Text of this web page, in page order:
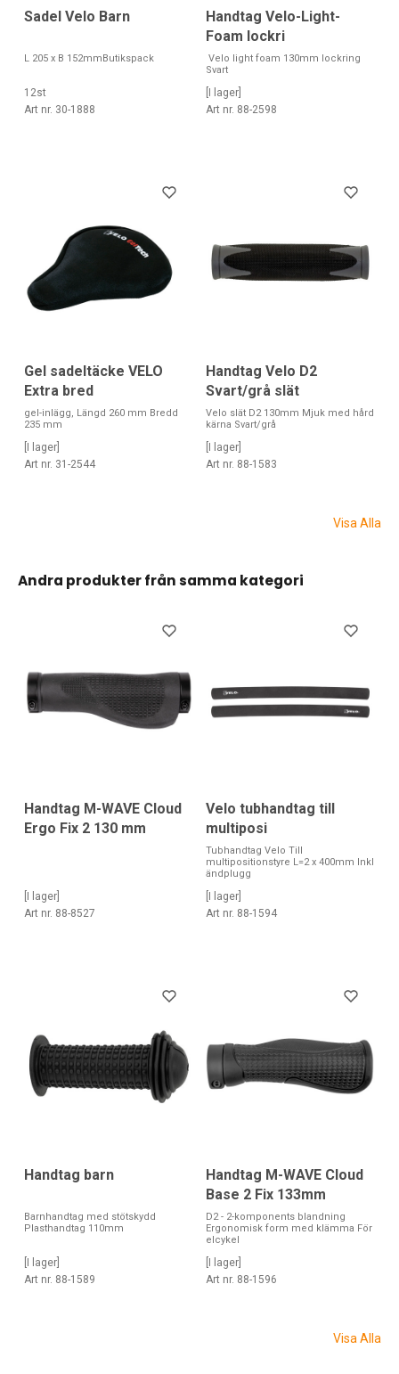
Sadel Velo Barn
L 205 x B 152mmButikspack
12st
Art nr. 30-1888
Handtag Velo-Light-
Foam lockri
Velo light foam 130mm lockring
Svart
[I lager]
Art nr. 88-2598
Gel sadeltäcke VELO
Extra bred
gel-inlägg, Längd 260 mm Bredd
235 mm
[I lager]
Art nr. 31-2544
Handtag Velo D2
Svart/grå slät
Velo slät D2 130mm Mjuk med hård
kärna Svart/grå
[I lager]
Art nr. 88-1583
Visa Alla
Andra produkter från samma kategori
Handtag M-WAVE Cloud
Ergo Fix 2 130 mm
[I lager]
Art nr. 88-8527
Velo tubhandtag till
multiposi
Tubhandtag Velo Till
multipositionstyre L=2 x 400mm Inkl
ändplugg
[I lager]
Art nr. 88-1594
Handtag barn
Barnhandtag med stötskydd
Plasthandtag 110mm
[I lager]
Art nr. 88-1589
Handtag M-WAVE Cloud
Base 2 Fix 133mm
D2 - 2-komponents blandning
Ergonomisk form med klämma För
elcykel
[I lager]
Art nr. 88-1596
Visa Alla